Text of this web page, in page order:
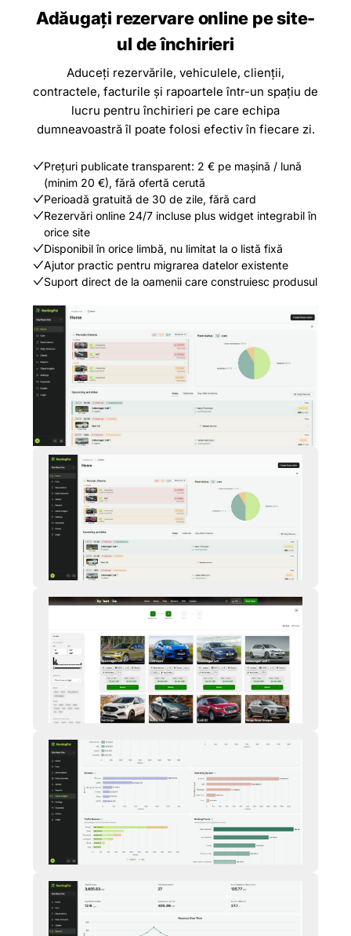
Adăugați rezervare online pe site-
ul de închirieri
Aduceți rezervările, vehiculele, clienții,
contractele, facturile și rapoartele într-un spațiu de
lucru pentru închirieri pe care echipa
dumneavoastră îl poate folosi efectiv în fiecare zi.
Prețuri publicate transparent: 2 € pe mașină / lună
(minim 20 €), fără ofertă cerută
Perioadă gratuită de 30 de zile, fără card
Rezervări online 24/7 incluse plus widget integrabil în
orice site
Disponibil în orice limbă, nu limitat la o listă fixă
Ajutor practic pentru migrarea datelor existente
Suport direct de la oamenii care construiesc produsul